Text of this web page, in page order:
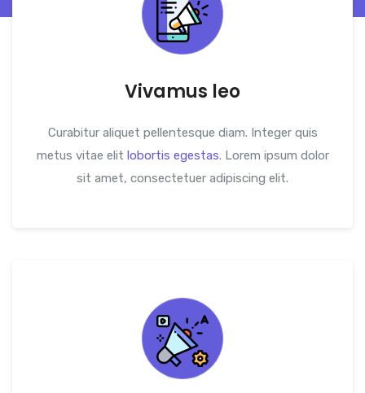
Vivamus leo
Curabitur aliquet pellentesque diam. Integer quis
metus vitae elit lobortis egestas. Lorem ipsum dolor
sit amet, consectetuer adipiscing elit.